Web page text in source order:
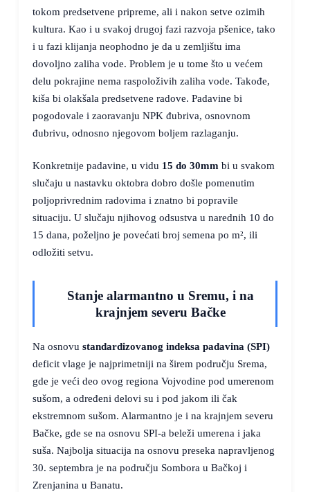
tokom predsetvene pripreme, ali i nakon setve ozimih
kultura. Kao i u svakoj drugoj fazi razvoja pšenice, tako
i u fazi klijanja neophodno je da u zemljištu ima
dovoljno zaliha vode. Problem je u tome što u većem
delu pokrajine nema raspoloživih zaliha vode. Takođe,
kiša bi olakšala predsetvene radove. Padavine bi
pogodovale i zaoravanju NPK đubriva, osnovnom
đubrivu, odnosno njegovom boljem razlaganju.
Konkretnije padavine, u vidu 15 do 30mm bi u svakom
slučaju u nastavku oktobra dobro došle pomenutim
poljoprivrednim radovima i znatno bi popravile
situaciju. U slučaju njihovog odsustva u narednih 10 do
15 dana, poželjno je povećati broj semena po m², ili
odložiti setvu.
Stanje alarmantno u Sremu, i na
krajnjem severu Bačke
Na osnovu standardizovanog indeksa padavina (SPI)
deficit vlage je najprimetniji na širem području Srema,
gde je veći deo ovog regiona Vojvodine pod umerenom
sušom, a određeni delovi su i pod jakom ili čak
ekstremnom sušom. Alarmantno je i na krajnjem severu
Bačke, gde se na osnovu SPI-a beleži umerena i jaka
suša. Najbolja situacija na osnovu preseka napravljenog
30. septembra je na području Sombora u Bačkoj i
Zrenjanina u Banatu.